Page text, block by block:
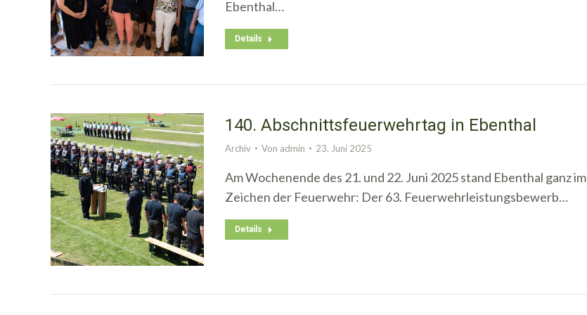
Ebenthal…
Details
140. Abschnittsfeuerwehrtag in Ebenthal
Archiv Von admin 23. Juni 2025
Am Wochenende des 21. und 22. Juni 2025 stand Ebenthal ganz im
Zeichen der Feuerwehr: Der 63. Feuerwehrleistungsbewerb…
Details